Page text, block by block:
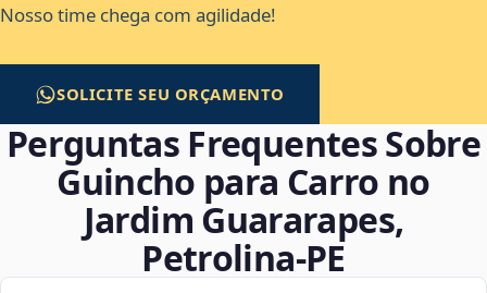
Nosso time chega com agilidade!
SOLICITE SEU ORÇAMENTO
Perguntas Frequentes Sobre
Guincho para Carro no
Jardim Guararapes,
Petrolina‑PE